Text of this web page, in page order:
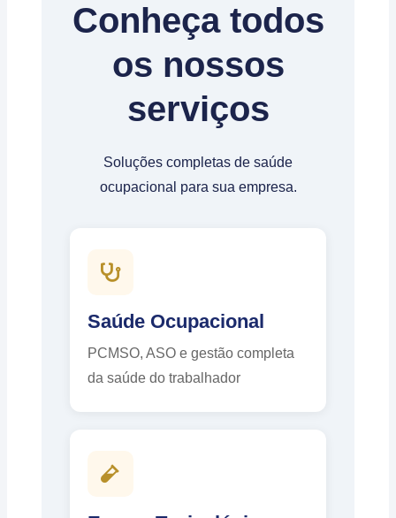
Conheça todos
os nossos
serviços
Soluções completas de saúde
ocupacional para sua empresa.
Saúde Ocupacional
PCMSO, ASO e gestão completa
da saúde do trabalhador